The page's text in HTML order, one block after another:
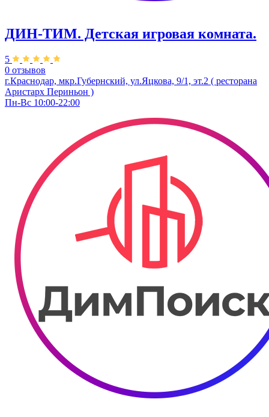
ДИН-ТИМ. Детская игровая комната.
5
0 отзывов
г.Краснодар, мкр.Губернский, ул.Яцкова, 9/1, эт.2 ( ресторана
Аристарх Периньон )
Пн-Вс 10:00-22:00